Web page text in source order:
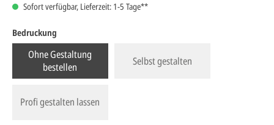
Sofort verfügbar, Lieferzeit: 1-5 Tage**
Bedruckung
Ohne Gestaltung
bestellen
Selbst gestalten
Profi gestalten lassen